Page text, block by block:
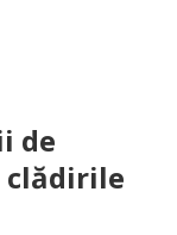
de
clădirile